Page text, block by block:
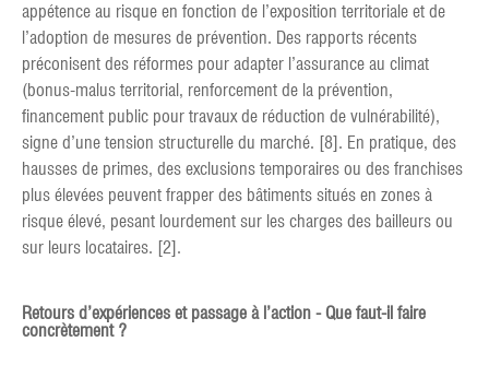
appétence au risque en fonction de l’exposition territoriale et de
l’adoption de mesures de prévention. Des rapports récents
préconisent des réformes pour adapter l’assurance au climat
(bonus-malus territorial, renforcement de la prévention,
financement public pour travaux de réduction de vulnérabilité),
signe d’une tension structurelle du marché. [8]. En pratique, des
hausses de primes, des exclusions temporaires ou des franchises
plus élevées peuvent frapper des bâtiments situés en zones à
risque élevé, pesant lourdement sur les charges des bailleurs ou
sur leurs locataires. [2].
Retours d’expériences et passage à l’action - Que faut-il faire
concrètement ?